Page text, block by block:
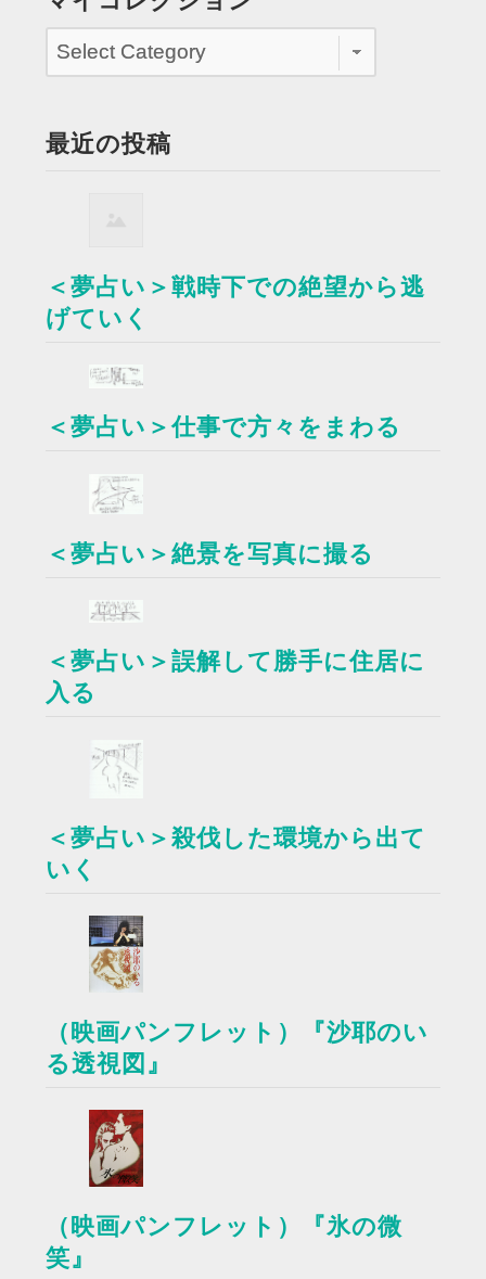
最近の投稿
＜夢占い＞戦時下での絶望から逃
げていく
＜夢占い＞仕事で方々をまわる
＜夢占い＞絶景を写真に撮る
＜夢占い＞誤解して勝手に住居に
入る
＜夢占い＞殺伐した環境から出て
いく
（映画パンフレット）『沙耶のい
る透視図』
（映画パンフレット）『氷の微
笑』